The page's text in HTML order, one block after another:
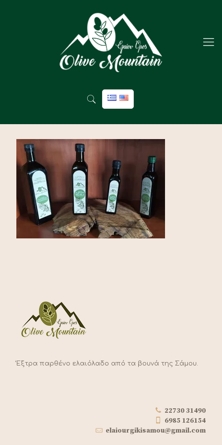
Έξτρα παρθένο ελαιόλαδο από τα βουνά της Σάμου.
22730 31490
6985 126154
elaiourgikisamou@gmail.com